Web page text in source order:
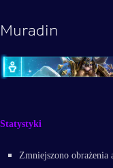
Muradin
Statystyki
Zmniejszono obrażenia